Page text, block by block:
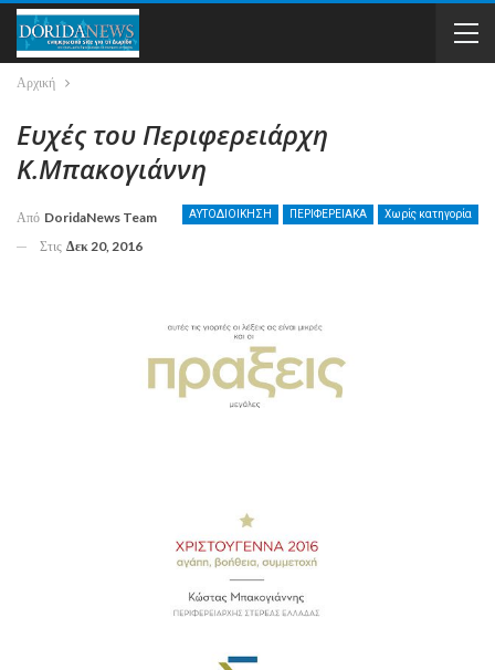
Αρχική
Ευχές του Περιφερειάρχη
Κ.Μπακογιάννη
ΑΥΤΟΔΙΟΙΚΗΣΗ ΠΕΡΙΦΕΡΕΙΑΚΑ Χωρίς κατηγορία
Από DoridaNews Team
Στις Δεκ 20, 2016